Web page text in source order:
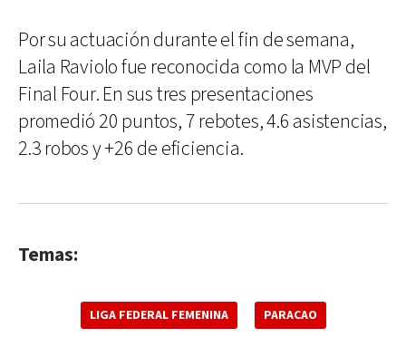
Por su actuación durante el fin de semana,
Laila Raviolo fue reconocida como la MVP del
Final Four. En sus tres presentaciones
promedió 20 puntos, 7 rebotes, 4.6 asistencias,
2.3 robos y +26 de eficiencia.
Temas:
LIGA FEDERAL FEMENINA PARACAO